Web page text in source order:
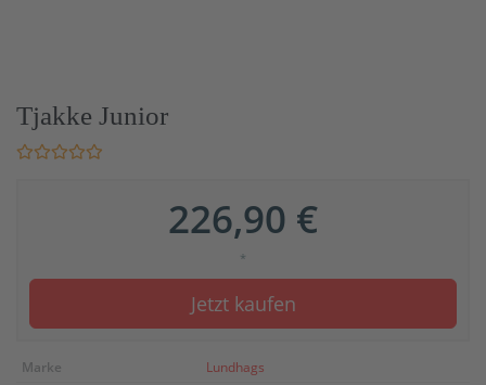
Tjakke Junior
226,90 €
*
Jetzt kaufen
Marke
Lundhags